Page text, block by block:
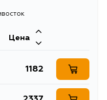
Цена
1182